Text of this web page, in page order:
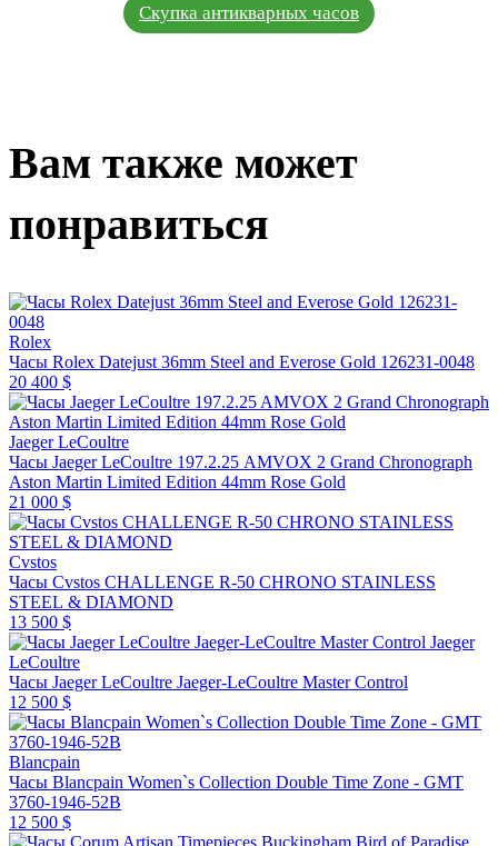
Скупка антикварных часов
Вам также может
понравиться
Rolex
Часы Rolex Datejust 36mm Steel and Everose Gold 126231-0048
20 400 $
Jaeger LeCoultre
Часы Jaeger LeCoultre 197.2.25 AMVOX 2 Grand Chronograph
Aston Martin Limited Edition 44mm Rose Gold
21 000 $
Cvstos
Часы Cvstos CHALLENGE R-50 CHRONO STAINLESS
STEEL & DIAMOND
13 500 $
Jaeger
LeCoultre
Часы Jaeger LeCoultre Jaeger-LeCoultre Master Control
12 500 $
Blancpain
Часы Blancpain Women`s Collection Double Time Zone - GMT
3760-1946-52B
12 500 $